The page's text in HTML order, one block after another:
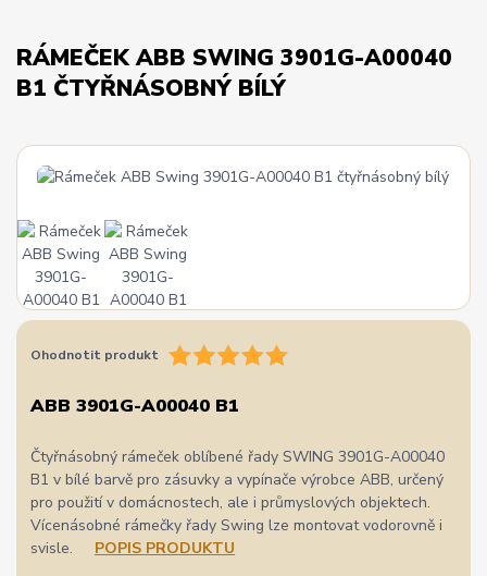
RÁMEČEK ABB SWING 3901G-A00040
B1 ČTYŘNÁSOBNÝ BÍLÝ
Ohodnotit produkt
ABB 3901G-A00040 B1
Čtyřnásobný rámeček oblíbené řady SWING 3901G-A00040
B1 v bílé barvě pro zásuvky a vypínače výrobce ABB, určený
pro použití v domácnostech, ale i průmyslových objektech.
Vícenásobné rámečky řady Swing lze montovat vodorovně i
svisle. POPIS PRODUKTU